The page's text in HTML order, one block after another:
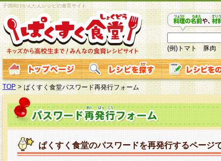
子供向けかんたんレシピの食育サイト
(例)トマト 豚肉
TOP > ぱくすく食堂パスワード再発行フォーム
ぱくすく食堂のパスワードを再発行するページ